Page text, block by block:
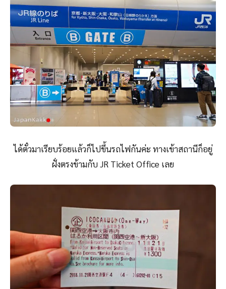
ได้ตั๋วมาเรียบร้อยแล้วก็ไปขึ้นรถไฟกันค่ะ ทางเข้าสถานีก็อยู่
ฝั่งตรงข้ามกับ JR Ticket Office เลย